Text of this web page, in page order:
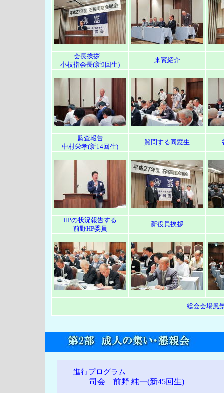
会長挨拶
小枝指会長(新9回生)
来賓紹介
監査報告
中村栄孝(新14回生)
質問する同窓生
HPの状況報告する
前野HP委員
新役員挨拶
総会会場風
進行プログラム
司会 前野 純一(新45回生)